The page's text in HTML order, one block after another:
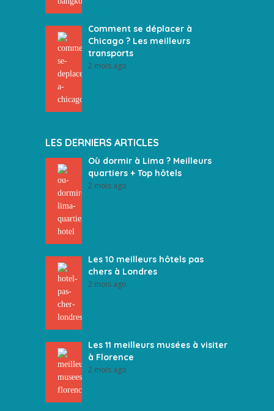
Comment se déplacer à
Chicago ? Les meilleurs
transports
2 mois ago
LES DERNIERS ARTICLES
Où dormir à Lima ? Meilleurs
quartiers + Top hôtels
2 mois ago
Les 10 meilleurs hôtels pas
chers à Londres
2 mois ago
Les 11 meilleurs musées à visiter
à Florence
2 mois ago